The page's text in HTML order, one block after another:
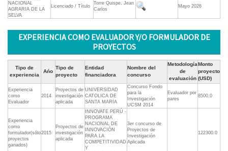
NACIONAL
AGRARIA DE LA
SELVA
Licenciado / Título
Torre Quispe, Jean
Carlos
Mayo 2026
EXPERIENCIA COMO EVALUADOR Y/O FORMULADOR DE
PROYECTOS
Tipo de
experiencia
Ańo
Tipo de
proyecto
Entidad
financiadora
Nombre del
concurso
Metodología
de
evaluación
Monto
proyecto
(USD)
Experiencia
como
Evaluador
2014
Proyectos de
investigación
aplicada
UNIVERSIDAD
CATOLICA DE
SANTA MARIA
Concurso Fondo
para la
Investigación
UCSM 2014
Evaluador por
pares
8500.0
Experiencia
como
formulador(sólo
proyectos
ganados)
2015
Proyectos de
investigación
aplicada
INNOVATE PERÚ -
PROGRAMA
NACIONAL DE
INNOVACIÓN
PARA LA
COMPETITIVIDAD
Y
3er concurso de
Proyectos de
Investigación
Aplicada
122300.0